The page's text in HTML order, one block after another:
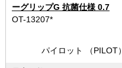
ーグリップG 抗菌仕様 0.7
OT-13207*
パイロット （PILOT）